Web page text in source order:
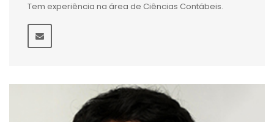
Tem experiência na área de Ciências Contábeis.